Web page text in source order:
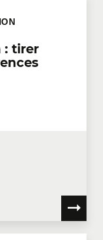
: tirer